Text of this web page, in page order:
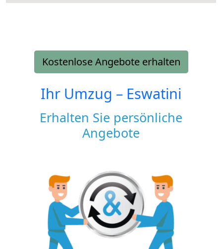
Kostenlose Angebote erhalten
Ihr Umzug – Eswatini
Erhalten Sie persönliche
Angebote